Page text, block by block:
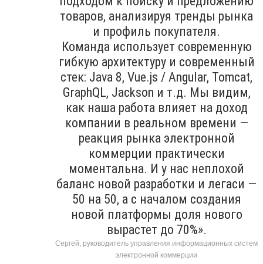
товаров, анализируя тренды рынка
и профиль покупателя.
Команда использует современную
гибкую архитектуру и современный
стек: Java 8, Vue.js / Angular, Tomcat,
GraphQL, Jackson и т.д. Мы видим,
как наша работа влияет на доход
компании в реальном времени —
реакция рынка электронной
коммерции практически
моментальна. И у нас неплохой
баланс новой разработки и легаси —
50 на 50, а с началом создания
новой платформы доля нового
вырастет до 70%».
Сергей, руководитель управления информационных систем
электронной коммерции